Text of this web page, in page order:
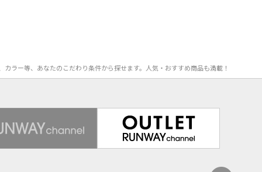
ラー等、あなたのこだわり条件から探せます。人気・おすすめ商品も満載！